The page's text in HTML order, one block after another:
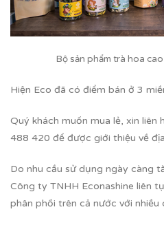
Bộ sản phẩm trà hoa
Hiện Eco đã có điểm bán ở 3
Quý khách muốn mua lẻ, xin liên
488 420 để được giới thiệu về
Do nhu cầu sử dụng ngày càng
Công ty TNHH Econashine liên
phân phối trên cả nước với nhiều